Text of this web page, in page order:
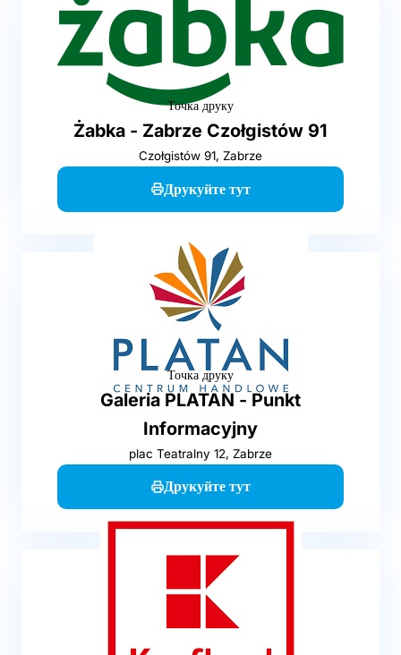
Точка друку
Żabka - Zabrze Czołgistów 91
Czołgistów 91, Zabrze
Друкуйте тут
Точка друку
Galeria PLATAN - Punkt
Informacyjny
plac Teatralny 12, Zabrze
Друкуйте тут